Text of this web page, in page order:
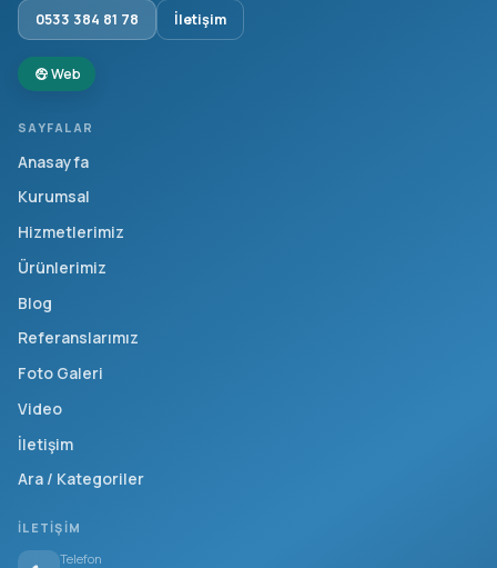
0533 384 81 78 İletişim
Web
SAYFALAR
Anasayfa
Kurumsal
Hizmetlerimiz
Ürünlerimiz
Blog
Referanslarımız
Foto Galeri
Video
İletişim
Ara / Kategoriler
İLETIŞIM
Telefon